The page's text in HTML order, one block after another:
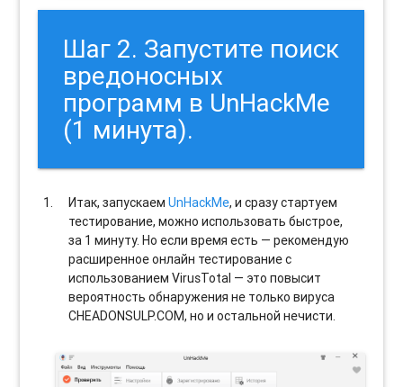
Шаг 2. Запустите поиск
вредоносных
программ в UnHackMe
(1 минута).
Итак, запускаемUnHackMe, и сразу стартуем
тестирование, можно использовать быстрое,
за 1 минуту. Но если время есть — рекомендую
расширенное онлайн тестирование с
использованием VirusTotal — это повысит
вероятность обнаружения не только вируса
CHEADONSULP.COM, но и остальной нечисти.